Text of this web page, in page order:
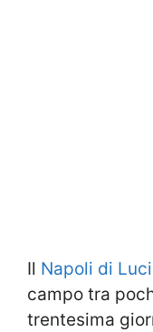
Il Napoli di
campo tra
trentesima